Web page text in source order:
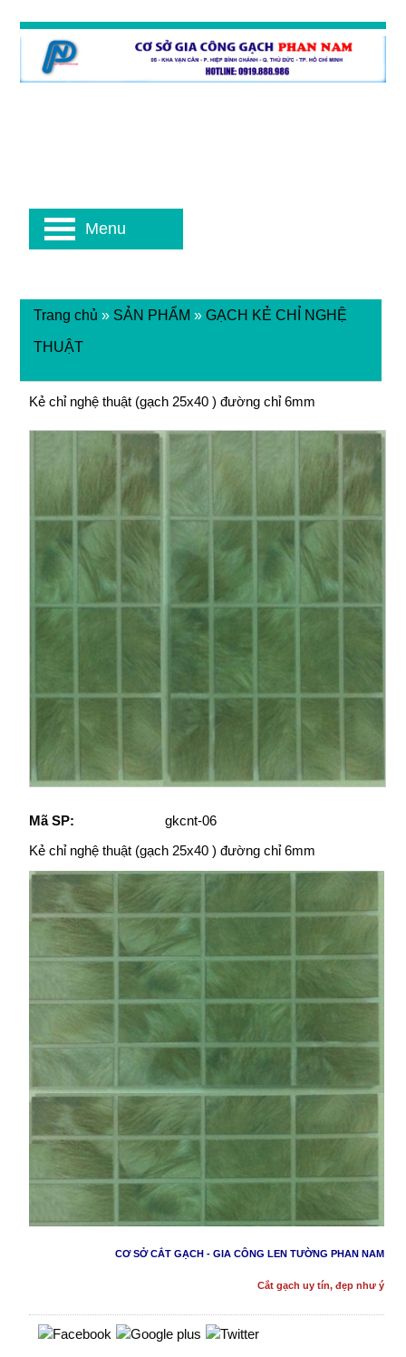
Kẻ chỉ nghệ thuật (gạch 25x40 ) đường chỉ 6mm
Mã SP:
gkcnt-06
Kẻ chỉ nghệ thuật (gạch 25x40 ) đường chỉ 6mm
CƠ SỞ CẮT GẠCH - GIA CÔNG LEN TƯỜNG PHAN NAM
Cắt gạch uy tín, đẹp như ý
Trang chủ » SẢN PHẨM » GẠCH KẺ CHỈ NGHỆ
THUẬT
Menu